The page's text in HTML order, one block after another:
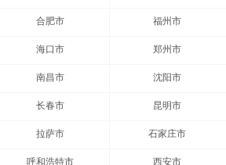
合肥市 福州市
海口市 郑州市
南昌市 沈阳市
长春市 昆明市
拉萨市 石家庄市
呼和浩特市 西安市